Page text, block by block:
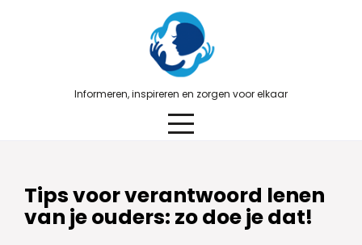
Informeren, inspireren en zorgen voor elkaar
Tips voor verantwoord lenen
van je ouders: zo doe je dat!